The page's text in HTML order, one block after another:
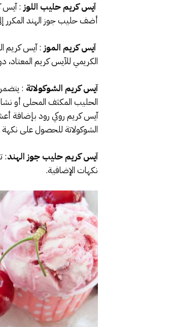
آيس كريم حليب اللوز : آيس
أضف حليب جوز الهند المكرر
آيس كريم الموز: آيس كريم
الكريمي للآيس كريم
آيس كريم الشوكولاتة :
الحليب المكثف المحلى أو
آيس كريم روكي رود بإضافة
الشوكولاتة للحصول على نكهة
آيس كريم حليب جوز الهند:
نكهات الإضافية.